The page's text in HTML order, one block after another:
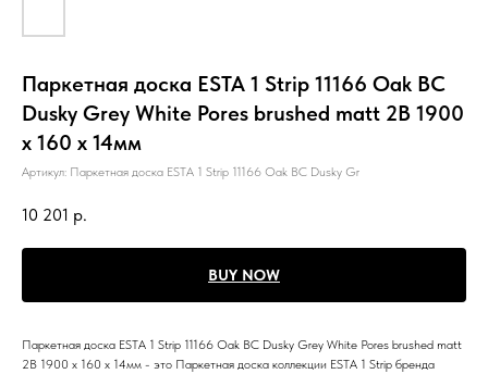
Паркетная доска ESTA 1 Strip 11166 Oak BC
Dusky Grey White Pores brushed matt 2B 1900
x 160 x 14мм
Артикул: Паркетная доска ESTA 1 Strip 11166 Oak BC Dusky Gr
10 201 р.
BUY NOW
Паркетная доска ESTA 1 Strip 11166 Oak BC Dusky Grey White Pores brushed matt
2B 1900 x 160 x 14мм - это Паркетная доска коллекции ESTA 1 Strip бренда